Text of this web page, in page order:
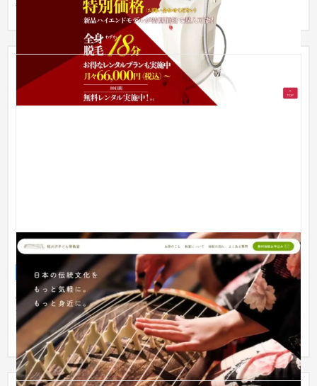
お箏教室サービスサイト
サービスサイト 芸能・アーティスト・音楽 〜30万円
子どもの習い事としてのお箏の認知を広げるため、まずは「お
箏とはどんな楽器なのか」をわかりやすく紹介し、興味を持っ
ていただ...